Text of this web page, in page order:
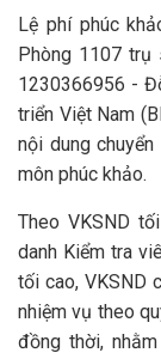
Lệ phí phúc
Phòng 1107 trụ
1230366956 -
triển Việt Nam
nội dung
môn phúc khảo.
Theo VKSND
danh Kiểm tra
tối cao, VKSND
nhiệm vụ theo
đồng thời,